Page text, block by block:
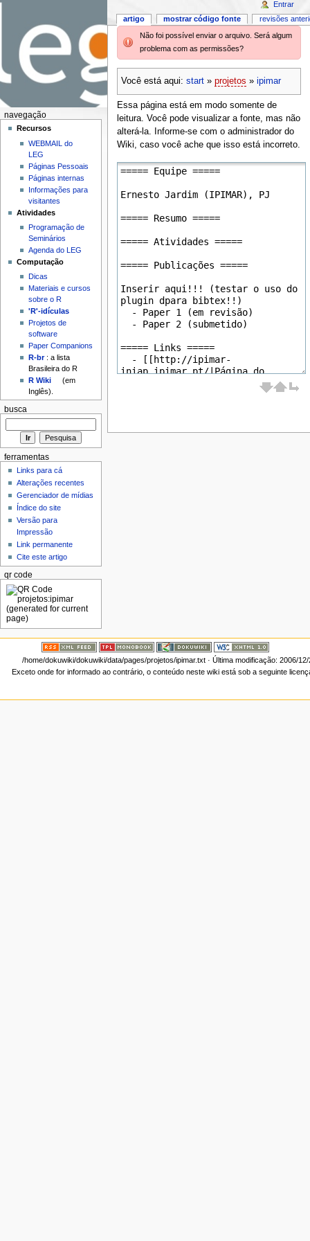
Não foi possível enviar o arquivo. Será algum
problema com as permissões?
Você está aqui: start» projetos » ipimar
Essa página está em modo somente de
leitura. Você pode visualizar a fonte, mas não
alterá-la. Informe-se com o administrador do
Wiki, caso você ache que isso está incorreto.
artigo mostrar código fonte revisões
Entrar
navegação
Recursos
WEBMAIL do
LEG
Páginas Pessoais
Páginas internas
Informações para
visitantes
Atividades
Programação de
Seminários
Agenda do LEG
Computação
Dicas
Materiais e cursos
sobre o R
'R'-idículas
Projetos de
software
Paper Companions
R-br: a lista
Brasileira do R
R Wiki
(em
Inglês).
busca
ferramentas
Links para cá
Alterações recentes
Gerenciador de mídias
Índice do site
Versão para
Impressão
Link permanente
Cite este artigo
qr code
/home/dokuwiki/dokuwiki/data/pages/projetos/ipimar.txt· Última modificação: 2006/
Exceto onde for informado ao contrário, o conteúdo neste wiki está sob a seguinte